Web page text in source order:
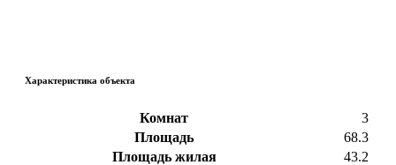
Характеристика объекта
Комнат
3
Площадь
68.3
Площадь жилая
43.2